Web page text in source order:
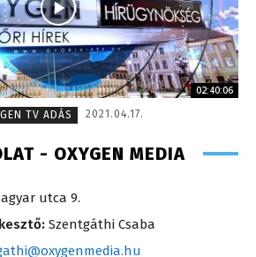
02:40:06
TV ADÁS
2021.04.17.
- OXYGEN MEDIA
utca 9.
Szentgáthi Csaba